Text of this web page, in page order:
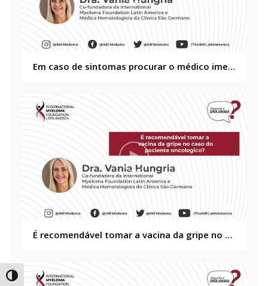
Alternar alto contraste
Em caso de sintomas procurar o médico imediatamente ou tratar em casa?
É recomendável tomar a vacina da gripe no caso do paciente oncológico?